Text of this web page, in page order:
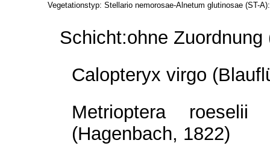
Vegetationstyp: Stellario nemorosae-Alnetum glutinosae (ST-A):
Schicht:ohne Zuordnung
Calopteryx virgo
Metrioptera
(Hagenbach, 1822)